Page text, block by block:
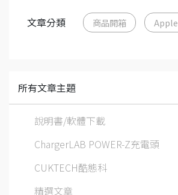
文章分類 商品開箱 Apple
所有文章主題
說明書/軟體下載
ChargerLAB POWER-Z充電頭
CUKTECH酷態科
精選文章